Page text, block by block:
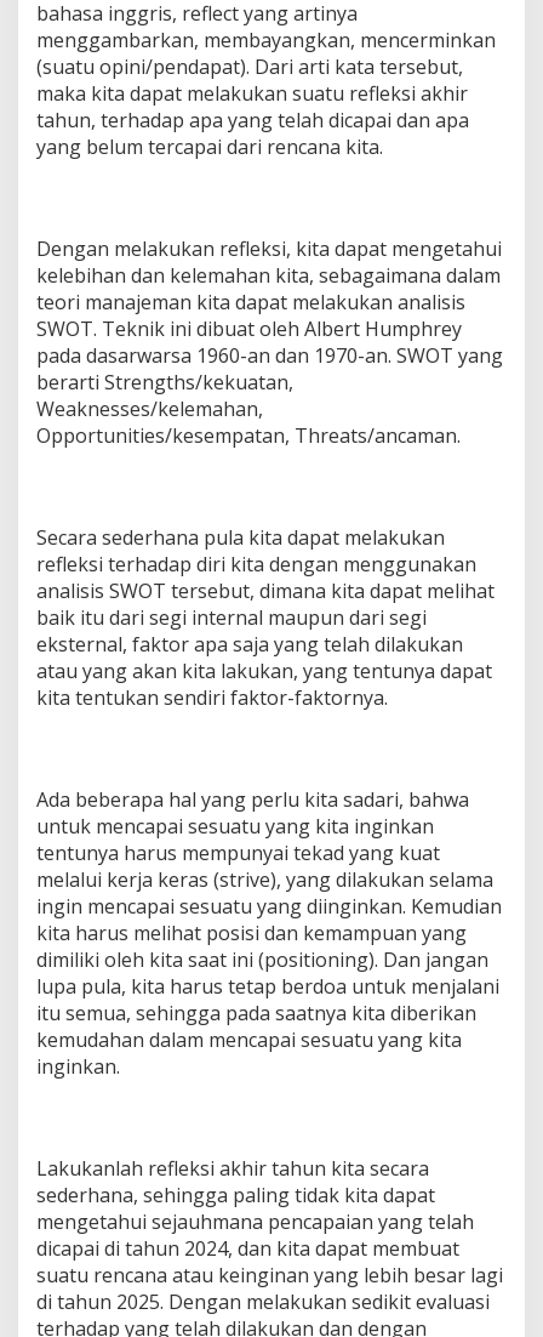
bahasa inggris, reflect yang artinya
menggambarkan, membayangkan, mencerminkan
(suatu opini/pendapat). Dari arti kata tersebut,
maka kita dapat melakukan suatu refleksi akhir
tahun, terhadap apa yang telah dicapai dan apa
yang belum tercapai dari rencana kita.
Dengan melakukan refleksi, kita dapat mengetahui
kelebihan dan kelemahan kita, sebagaimana dalam
teori manajeman kita dapat melakukan analisis
SWOT. Teknik ini dibuat oleh Albert Humphrey
pada dasarwarsa 1960-an dan 1970-an. SWOT yang
berarti Strengths/kekuatan,
Weaknesses/kelemahan,
Opportunities/kesempatan, Threats/ancaman.
Secara sederhana pula kita dapat melakukan
refleksi terhadap diri kita dengan menggunakan
analisis SWOT tersebut, dimana kita dapat melihat
baik itu dari segi internal maupun dari segi
eksternal, faktor apa saja yang telah dilakukan
atau yang akan kita lakukan, yang tentunya dapat
kita tentukan sendiri faktor-faktornya.
Ada beberapa hal yang perlu kita sadari, bahwa
untuk mencapai sesuatu yang kita inginkan
tentunya harus mempunyai tekad yang kuat
melalui kerja keras (strive), yang dilakukan selama
ingin mencapai sesuatu yang diinginkan. Kemudian
kita harus melihat posisi dan kemampuan yang
dimiliki oleh kita saat ini (positioning). Dan jangan
lupa pula, kita harus tetap berdoa untuk menjalani
itu semua, sehingga pada saatnya kita diberikan
kemudahan dalam mencapai sesuatu yang kita
inginkan.
Lakukanlah refleksi akhir tahun kita secara
sederhana, sehingga paling tidak kita dapat
mengetahui sejauhmana pencapaian yang telah
dicapai di tahun 2024, dan kita dapat membuat
suatu rencana atau keinginan yang lebih besar lagi
di tahun 2025. Dengan melakukan sedikit evaluasi
terhadap yang telah dilakukan dan dengan